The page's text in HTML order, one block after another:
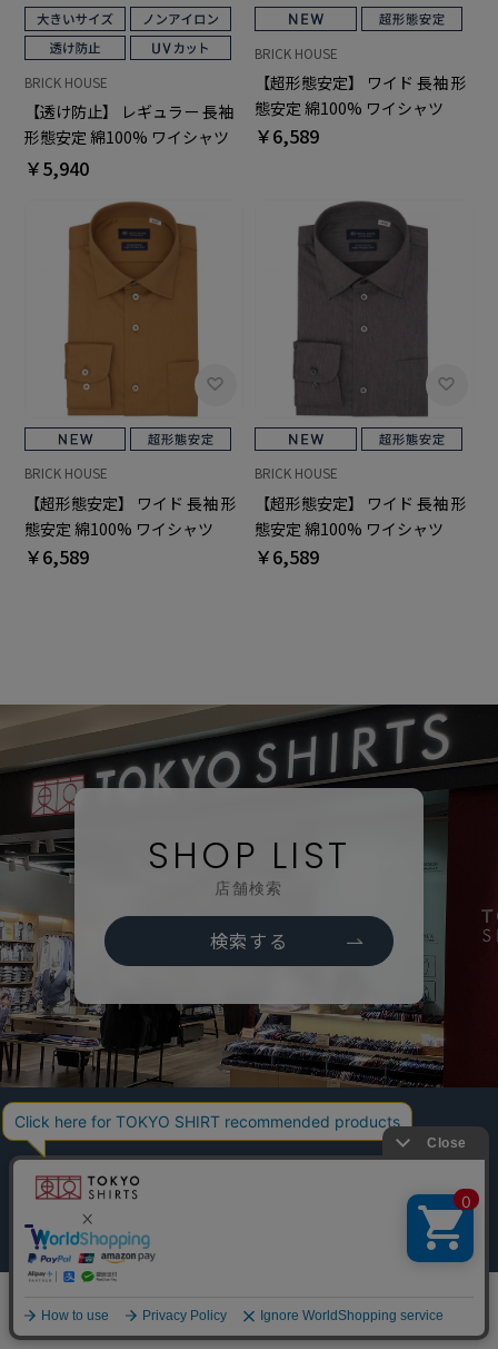
BRICK HOUSE
【透け防止】 レギュラー 長袖
形態安定 綿100% ワイシャツ
白無地 大きいサイズ
￥5,940
BRICK HOUSE
【超形態安定】 ワイド 長袖 形
態安定 綿100% ワイシャツ
￥6,589
BRICK HOUSE
【超形態安定】 ワイド 長袖 形
態安定 綿100% ワイシャツ
￥6,589
BRICK HOUSE
【超形態安定】 ワイド 長袖 形
態安定 綿100% ワイシャツ
￥6,589
他のアイテムを探す こだわり検索
SHOP LIST
店舗検索
検索する